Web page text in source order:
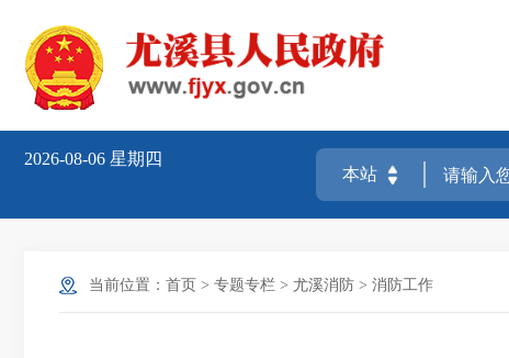
2026-08-06 星期四
当前位置： 首页 > 专题专栏 > 尤溪消防 > 消防工作